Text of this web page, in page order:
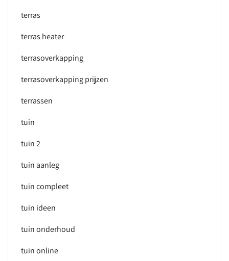
terras
terras heater
terrasoverkapping
terrasoverkapping prijzen
terrassen
tuin
tuin 2
tuin aanleg
tuin compleet
tuin ideen
tuin onderhoud
tuin online